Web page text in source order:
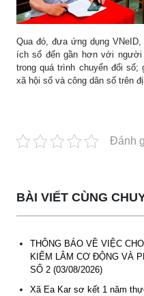
Qua đó, đưa ứng dụng
ích số đến gần hơn với
trong quá trình chuyển đổi số;
xã hội số và công dân số trên
Đánh
BÀI VIẾT CÙNG
THÔNG BÁO VỀ VIỆC
KIỂM LÂM CƠ ĐỘNG VÀ
SỐ 2 (03/08/2026)
Xã Ea Kar sơ kết 1 năm